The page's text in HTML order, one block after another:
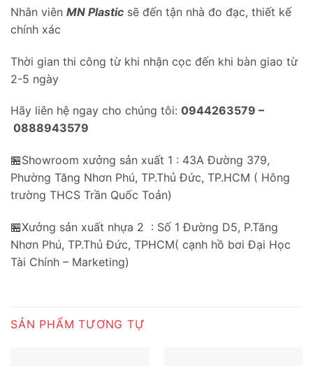
Nhân viên MN Plastic sẽ đến tận nhà đo đạc, thiết kế
chính xác
Thời gian thi công từ khi nhận cọc đến khi bàn giao từ
2-5 ngày
Hãy liên hệ ngay cho chúng tôi: 0944263579 –
0888943579
🏪Showroom xưởng sản xuất 1 : 43A Đường 379,
Phường Tăng Nhơn Phú, TP.Thủ Đức, TP.HCM ( Hông
trường THCS Trần Quốc Toản)
🏪Xưởng sản xuất nhựa 2 : Số 1 Đường D5, P.Tăng
Nhơn Phú, TP.Thủ Đức, TPHCM( cạnh hồ bơi Đại Học
Tài Chính – Marketing)
SẢN PHẨM TƯƠNG TỰ